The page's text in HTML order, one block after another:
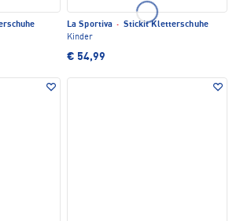
La Sportiva · Stickit Kletterschuhe
Kinder
€ 54,99